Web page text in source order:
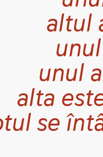
altul
unul
alta
se